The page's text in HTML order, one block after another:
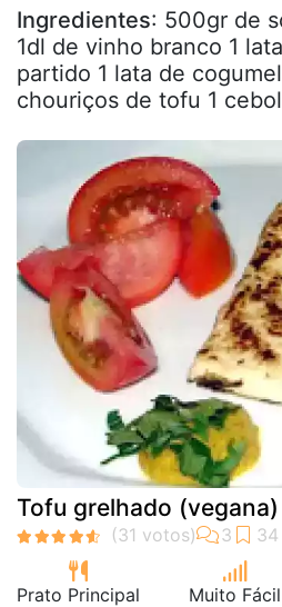
Ingredientes: 500gr de
1dl de vinho branco 1
partido 1 lata de
chouriços de tofu 1
Tofu grelhado (vegana)
Prato Principal Muito Fácil